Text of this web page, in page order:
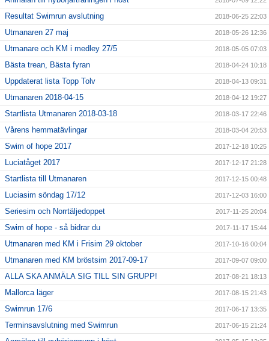
Resultat Swimrun avslutning 2018-06-25 22:03
Utmanaren 27 maj 2018-05-26 12:36
Utmanare och KM i medley 27/5 2018-05-05 07:03
Bästa trean, Bästa fyran 2018-04-24 10:18
Uppdaterat lista Topp Tolv 2018-04-13 09:31
Utmanaren 2018-04-15 2018-04-12 19:27
Startlista Utmanaren 2018-03-18 2018-03-17 22:46
Vårens hemmatävlingar 2018-03-04 20:53
Swim of hope 2017 2017-12-18 10:25
Luciatåget 2017 2017-12-17 21:28
Startlista till Utmanaren 2017-12-15 00:48
Luciasim söndag 17/12 2017-12-03 16:00
Seriesim och Norrtäljedoppet 2017-11-25 20:04
Swim of hope - så bidrar du 2017-11-17 15:44
Utmanaren med KM i Frisim 29 oktober 2017-10-16 00:04
Utmanaren med KM bröstsim 2017-09-17 2017-09-07 09:00
ALLA SKA ANMÄLA SIG TILL SIN GRUPP! 2017-08-21 18:13
Mallorca läger 2017-08-15 21:43
Swimrun 17/6 2017-06-17 13:35
Terminsavslutning med Swimrun 2017-06-15 21:24